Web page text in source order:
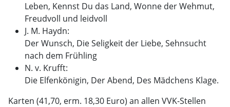
Leben, Kennst Du das Land, Wonne der Wehmut,
Freudvoll und leidvoll
J. M. Haydn:
Der Wunsch, Die Seligkeit der Liebe, Sehnsucht
nach dem Frühling
N. v. Krufft:
Die Elfenkönigin, Der Abend, Des Mädchens Klage.
Karten (41,70, erm. 18,30 Euro) an allen VVK-Stellen